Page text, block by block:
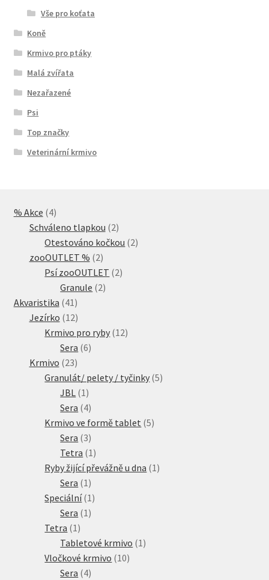
Vše pro koťata
Koně
Krmivo pro ptáky
Malá zvířata
Nezařazené
Psi
Top značky
Veterinární krmivo
% Akce 44
produkty
Schváleno tlapkou 22
produkty
Otestováno kočkou 22
zooOUTLET % 22
produkty
Psí zooOUTLET 22
Granule 22
Akvaristika 41 41
produktů
Jezírko 1212
produktů
Krmivo pro ryby 1212
Sera 66
Krmivo 2323
produktů
Granulát/ pelety / tyčinky 55
JBL 1 1
produkt
Sera 44
produkty
Krmivo ve formě tablet 55
Sera 33
produkty
Tetra 1 1
produkt
Ryby žijící převážně u dna 1 1
Sera 1 1
produkt
Speciální 1 1
Sera 1 1
Tetra 1 1
produkt
Tabletové krmivo 1 1
Vločkové krmivo 1010
Sera 44